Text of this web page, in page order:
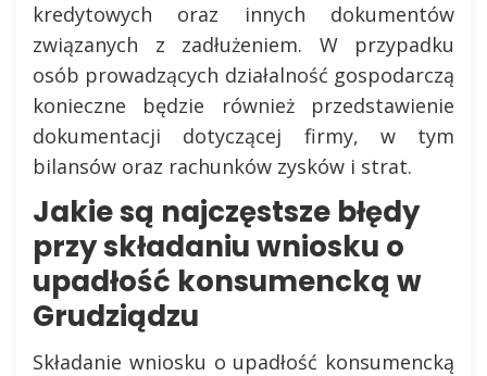
kredytowych oraz innych dokumentów
związanych z zadłużeniem. W przypadku
osób prowadzących działalność gospodarczą
konieczne będzie również przedstawienie
dokumentacji dotyczącej firmy, w tym
bilansów oraz rachunków zysków i strat.
Jakie są najczęstsze błędy
przy składaniu wniosku o
upadłość konsumencką w
Grudziądzu
Składanie wniosku o upadłość konsumencką